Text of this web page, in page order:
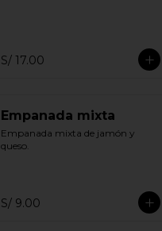
S/ 17.00
Empanada mixta
Empanada mixta de jamón y
queso.
S/ 9.00